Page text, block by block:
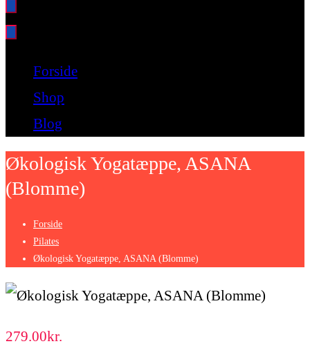
Bare endnu et fitness websted
Forside
Shop
Blog
Økologisk Yogatæppe, ASANA
(Blomme)
Forside
Pilates
Økologisk Yogatæppe, ASANA (Blomme)
279.00kr.